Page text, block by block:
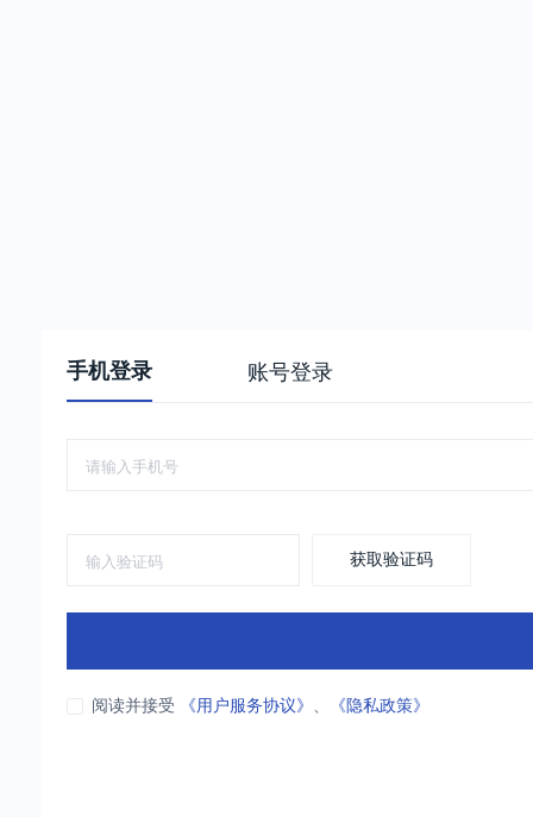
手机登录 账号登录
获取验证码
阅读并接受 《用户服务协议》 、 《隐私政策》